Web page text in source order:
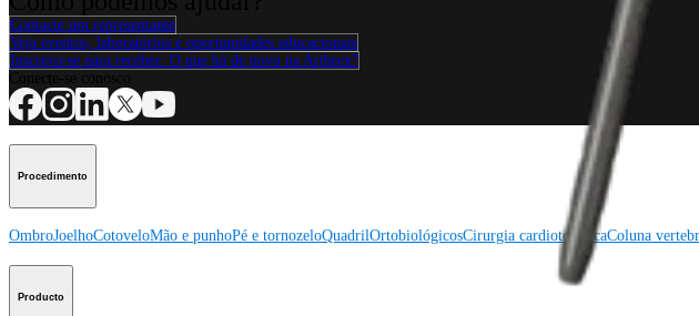
Contacte um representante
Veja eventos, laboratórios e oportunidades educacionais
Inscreva-se para receber: O que há de novo na Arthrex?
Procedimento
OmbroJoelhoCotoveloMão e punhoPé e tornozeloQuadrilOrtobiológicosCirurgia cardiotorácicaColuna
Producto